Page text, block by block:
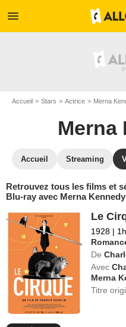
menu
Accueil Stars Actrice Merna
Merna
Accueil Streaming
Retrouvez tous les films et
Blu-ray avec Merna Kennedy
Le
1928 |
De
Avec
Merna
Titre